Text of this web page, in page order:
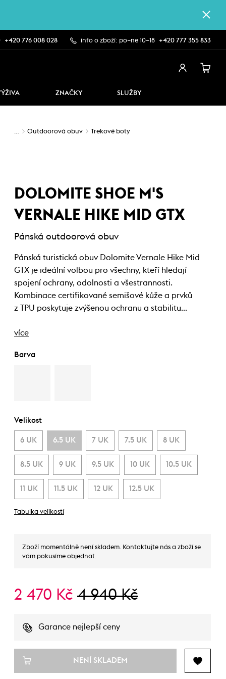
+420 776 008 028 info o zboží: po–ne 10–18 +420 777 355 833
ZNAČKY SLUŽBY
… Outdoorová obuv Trekové boty
DOLOMITE SHOE M'S
VERNALE HIKE MID GTX
Pánská outdoorová obuv
Pánská turistická obuv Dolomite Vernale Hike Mid
GTX je ideální volbou pro všechny, kteří hledají
spojení ochrany, odolnosti a všestrannosti.
Kombinace certifikované semišové kůže a prvků
z TPU poskytuje zvýšenou ochranu a stabilitu…
více
Barva
Velikost
6 UK 6.5 UK 7 UK 7.5 UK 8 UK
8.5 UK 9 UK 9.5 UK 10 UK 10.5 UK
11 UK 11.5 UK 12 UK 12.5 UK
Tabulka velikostí
Zboží momentálně není skladem. Kontaktujte nás a zboží se
vám pokusíme objednat.
2 470 Kč 4 940 Kč
Garance nejlepší ceny
NENÍ SKLADEM